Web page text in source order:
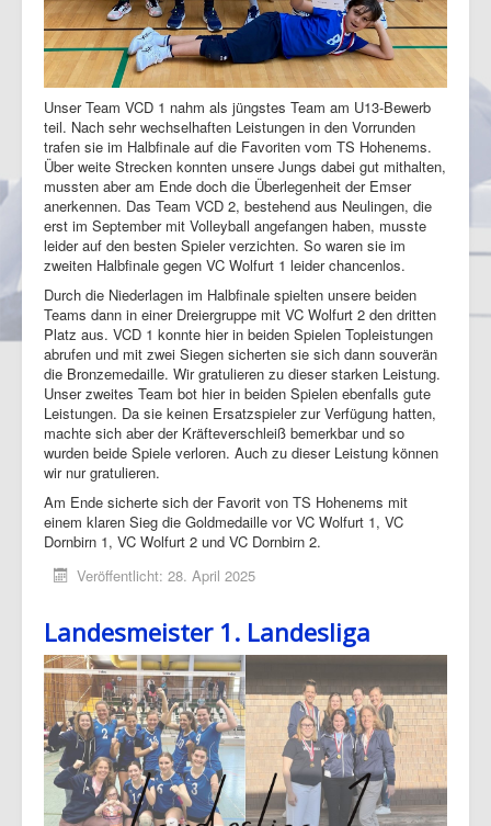
Unser Team VCD 1 nahm als jüngstes Team am U13-Bewerb
teil. Nach sehr wechselhaften Leistungen in den Vorrunden
trafen sie im Halbfinale auf die Favoriten vom TS Hohenems.
Über weite Strecken konnten unsere Jungs dabei gut mithalten,
mussten aber am Ende doch die Überlegenheit der Emser
anerkennen. Das Team VCD 2, bestehend aus Neulingen, die
erst im September mit Volleyball angefangen haben, musste
leider auf den besten Spieler verzichten. So waren sie im
zweiten Halbfinale gegen VC Wolfurt 1 leider chancenlos.
Durch die Niederlagen im Halbfinale spielten unsere beiden
Teams dann in einer Dreiergruppe mit VC Wolfurt 2 den dritten
Platz aus. VCD 1 konnte hier in beiden Spielen Topleistungen
abrufen und mit zwei Siegen sicherten sie sich dann souverän
die Bronzemedaille. Wir gratulieren zu dieser starken Leistung.
Unser zweites Team bot hier in beiden Spielen ebenfalls gute
Leistungen. Da sie keinen Ersatzspieler zur Verfügung hatten,
machte sich aber der Kräfteverschleiß bemerkbar und so
wurden beide Spiele verloren. Auch zu dieser Leistung können
wir nur gratulieren.
Am Ende sicherte sich der Favorit von TS Hohenems mit
einem klaren Sieg die Goldmedaille vor VC Wolfurt 1, VC
Dornbirn 1, VC Wolfurt 2 und VC Dornbirn 2.
Veröffentlicht: 28. April 2025
Landesmeister 1. Landesliga